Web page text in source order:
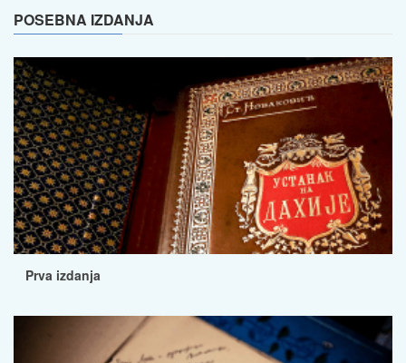
POSEBNA IZDANJA
Prva izdanja